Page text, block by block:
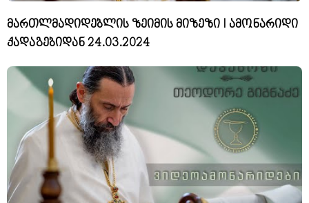
მართლმადიდებლის ზეიმის მიზეზი I ამონარიდი
ქადაგებიდან 24.03.2024